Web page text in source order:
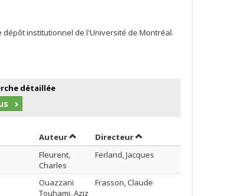
institutionnel de l'Université de Montréal.
détaillée
AuteurTrier par auteur en ordre décroissant
Directeurpar contributeur en
Fleurent,
Charles
Ferland, Jacques
Ouazzani
Touhami, Aziz
Frasson, Claude